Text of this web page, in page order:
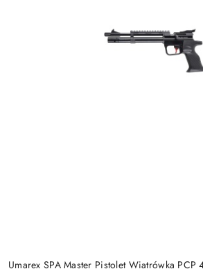
Umarex SPA Master Pistolet Wiatrówka PCP